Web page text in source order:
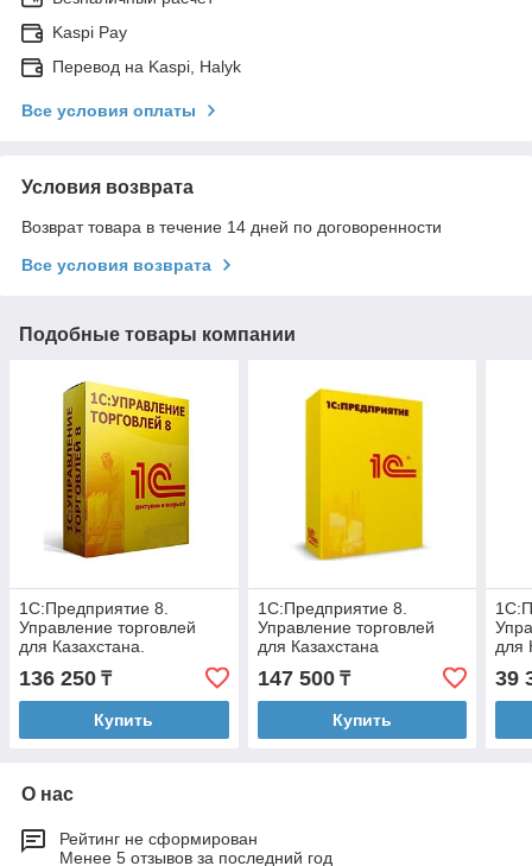
Kaspi Pay
Перевод на Kaspi, Halyk
Все условия оплаты
Условия возврата
Возврат товара в течение 14 дней по договоренности
Все условия возврата
Подобные товары компании
1С:Предприятие 8.
Управление торговлей
для Казахстана.
Электронная поставка
136 250 ₸
Купить
1С:Предприятие 8.
Управление торговлей
для Казахстана
147 500₸
Купить
для
39
О нас
Рейтинг не сформирован
Менее 5 отзывов за последний год